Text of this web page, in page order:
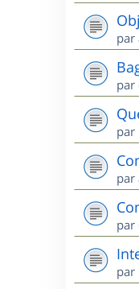
par
par
par
par
par
par